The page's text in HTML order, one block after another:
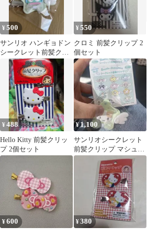
¥500
サンリオ ハンギョドン
シークレット前髪クリ
ップ キラキラウィッシ
¥550
クロミ 前髪クリップ 2
個セット
¥488
Hello Kitty 前髪クリッ
プ 2個セット
¥1,100
サンリオシークレット
前髪クリップ マシュマ
ロみたいなふわふわに
¥600 ¥380